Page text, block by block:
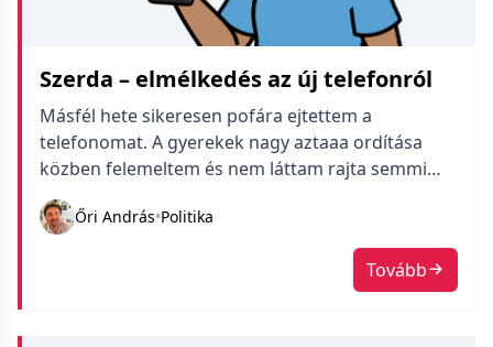
Szerda – elmélkedés az új telefonról
Másfél hete sikeresen pofára ejtettem a
telefonomat. A gyerekek nagy aztaaa ordítása
közben felemeltem és nem láttam rajta semmi
különöset. Még meg is jegyeztem magamban,
hogy mennyit kibír és megnyugodva tettem le az
asztalra. Alig fél órával később elkezdtem
Őri András•Politika
Tovább